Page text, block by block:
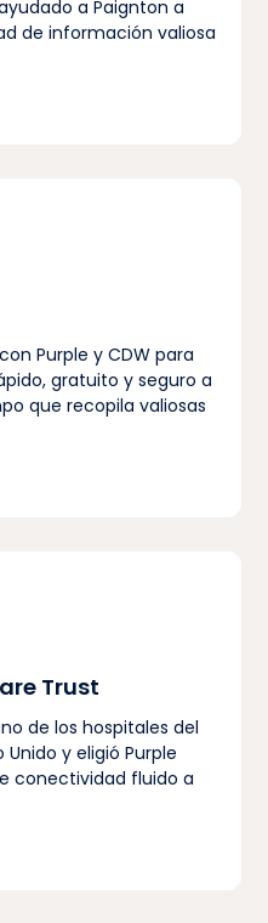
a Paignton a
de información valiosa
Purple y CDW para
gratuito y seguro a
que recopila valiosas
Trust
de los hospitales del
Unido y eligió Purple
conectividad fluido a